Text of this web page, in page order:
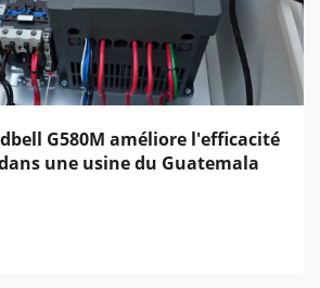
G580M améliore l'efficacité
une usine du Guatemala